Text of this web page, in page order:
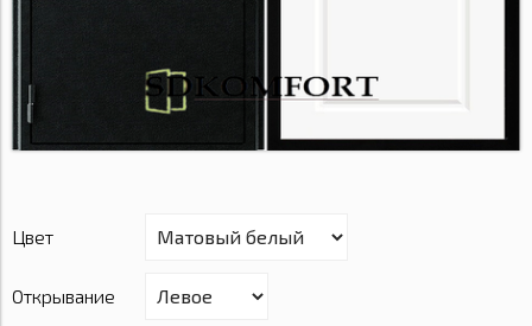
Цвет
Открывание